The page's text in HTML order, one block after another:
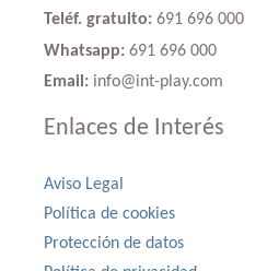
Teléf. gratuito: 691 696 000
Whatsapp: 691 696 000
Email: info@int-play.com
Enlaces de Interés
Aviso Legal
Política de cookies
Protección de datos